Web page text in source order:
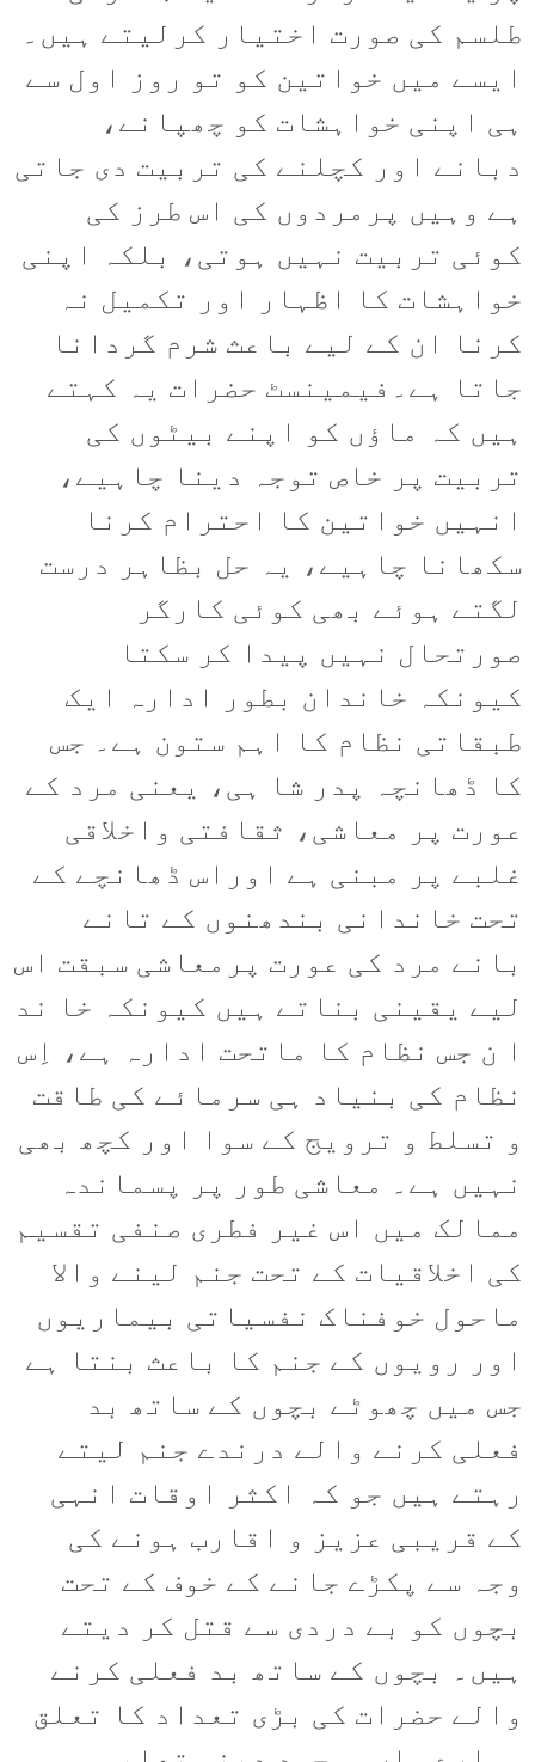
طلسم کی صورت اختیار کرلیتے ہیں۔
ایسے میں خواتین کو تو روز اول سے
ہی اپنی خواہشات کو چھپانے،
دبانے اور کچلنے کی تربیت دی جاتی
ہے وہیں پرمردوں کی اس طرز کی
کوئی تربیت نہیں ہوتی، بلکہ اپنی
خواہشات کا اظہار اور تکمیل نہ
کرنا ان کے لیے باعث شرم گردانا
جاتا ہے۔فیمینسٹ حضرات یہ کہتے
ہیں کہ ماؤں کو اپنے بیٹوں کی
تربیت پر خاص توجہ دینا چاہیے،
انہیں خواتین کا احترام کرنا
سکھانا چاہیے، یہ حل بظاہر درست
لگتے ہوئے بھی کوئی کارگر
صورتحال نہیں پیدا کر سکتا
کیونکہ خاندان بطور ادارہ ایک
طبقاتی نظام کا اہم ستون ہے۔ جس
کا ڈھانچہ پدر شا ہی، یعنی مرد کے
عورت پر معاشی، ثقافتی واخلاقی
غلبے پر مبنی ہے اوراس ڈھانچے کے
تحت خاندانی بندھنوں کے تانے
بانے مرد کی عورت پرمعاشی سبقت اس
لیے یقینی بناتے ہیں کیونکہ خا ند
ا ن جس نظام کا ماتحت ادارہ ہے، اِس
نظام کی بنیاد ہی سرمائے کی طاقت
و تسلط و ترویج کے سوا اور کچھ بھی
نہیں ہے۔ معاشی طور پر پسماندہ
ممالک میں اس غیر فطری صنفی تقسیم
کی اخلاقیات کے تحت جنم لینے والا
ماحول خوفناک نفسیاتی بیماریوں
اور رویوں کے جنم کا باعث بنتا ہے
جس میں چھوٹے بچوں کے ساتھ بد
فعلی کرنے والے درندے جنم لیتے
رہتے ہیں جو کہ اکثر اوقات انہی
کے قریبی عزیز و اقارب ہونے کی
وجہ سے پکڑے جانے کے خوف کے تحت
بچوں کو بے دردی سے قتل کر دیتے
ہیں۔ بچوں کے ساتھ بد فعلی کرنے
والے حضرات کی بڑی تعداد کا تعلق